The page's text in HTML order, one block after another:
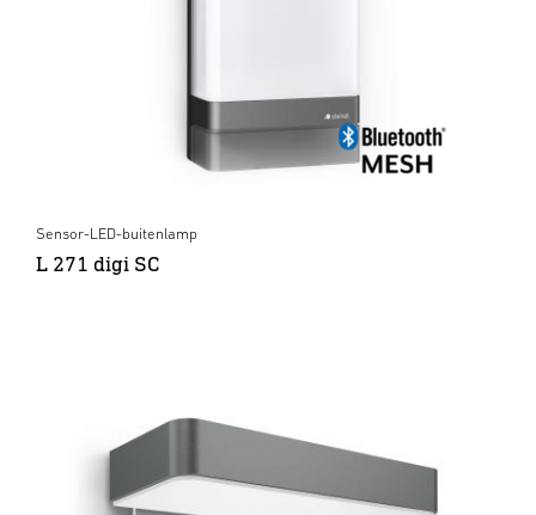
Sensor-LED-buitenlamp
L 271 digi SC